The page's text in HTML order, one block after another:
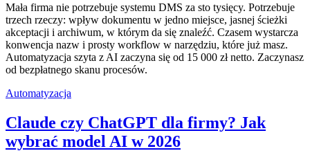
Mała firma nie potrzebuje systemu DMS za sto tysięcy. Potrzebuje
trzech rzeczy: wpływ dokumentu w jedno miejsce, jasnej ścieżki
akceptacji i archiwum, w którym da się znaleźć. Czasem wystarcza
konwencja nazw i prosty workflow w narzędziu, które już masz.
Automatyzacja szyta z AI zaczyna się od 15 000 zł netto. Zaczynasz
od bezpłatnego skanu procesów.
Automatyzacja
Claude czy ChatGPT dla firmy? Jak
wybrać model AI w 2026